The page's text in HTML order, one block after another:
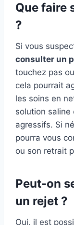
Que faire
?
Si vous
consulter un
touchez pas
cela pourrait
les soins en
solution saline
agressifs. Si
pourra vous
ou son retrait
Peut-on
un rejet ?
Oui, il est